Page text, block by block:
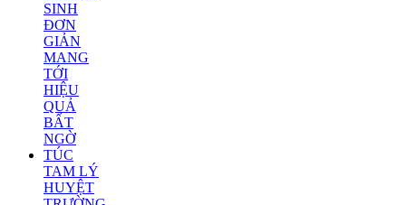
SINH
ĐƠN
GIẢN
MANG
TỚI
HIỆU
QUẢ
BẤT
NGỜ
TÚC
TAM LÝ
HUYỆT